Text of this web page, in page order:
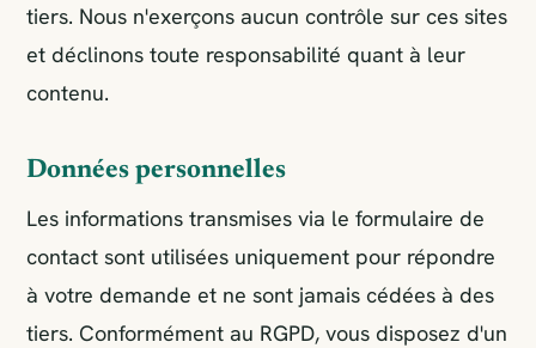
tiers. Nous n'exerçons aucun contrôle sur ces sites
et déclinons toute responsabilité quant à leur
contenu.
Données personnelles
Les informations transmises via le formulaire de
contact sont utilisées uniquement pour répondre
à votre demande et ne sont jamais cédées à des
tiers. Conformément au RGPD, vous disposez d'un